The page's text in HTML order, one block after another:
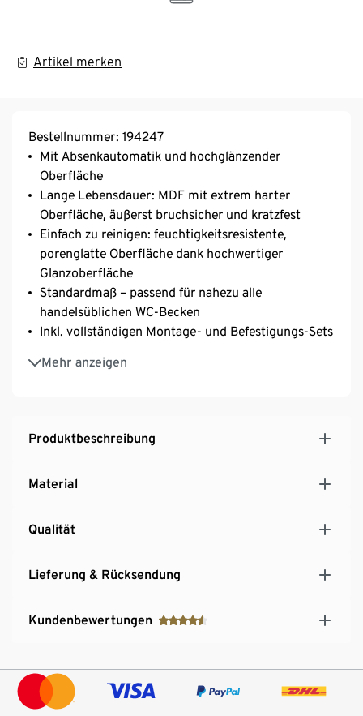
Artikel merken
Bestellnummer: 194247
Mit Absenkautomatik und hochglänzender
Oberfläche
Lange Lebensdauer: MDF mit extrem harter
Oberfläche, äußerst bruchsicher und kratzfest
Einfach zu reinigen: feuchtigkeitsresistente,
porenglatte Oberfläche dank hochwertiger
Glanzoberfläche
Standardmaß – passend für nahezu alle
handelsüblichen WC-Becken
Inkl. vollständigen Montage- und Befestigungs-Sets
Mehr anzeigen
Geräuschloses Schließen dank Absenkautomatik
Hersteller-Artikel-Nummer: 80535
Produktbeschreibung
Material
Qualität
Lieferung & Rücksendung
Kundenbewertungen